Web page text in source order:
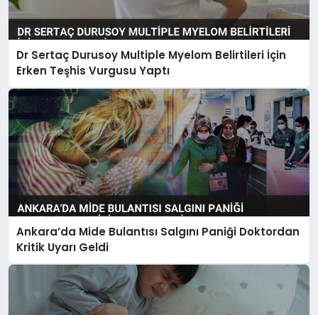
Dr Sertaç Durusoy Multiple Myelom Belirtileri İçin
Erken Teşhis Vurgusu Yaptı
Ankara’da Mide Bulantısı Salgını Paniği Doktordan
Kritik Uyarı Geldi